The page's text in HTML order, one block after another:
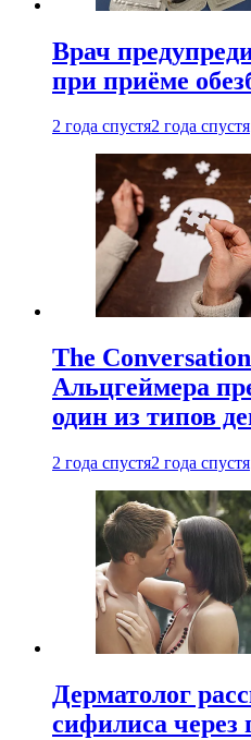
Врач
при приëме
2 года спустя2 года спустя
The
Альцгеймера
один из типов
2 года спустя2 года спустя
Дерматолог
сифилиса через